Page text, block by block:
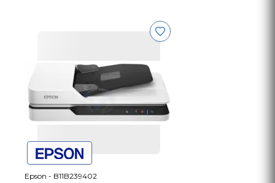
Epson - B11B239402